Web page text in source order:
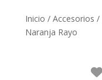
Inicio / Accesorios /
Naranja Rayo